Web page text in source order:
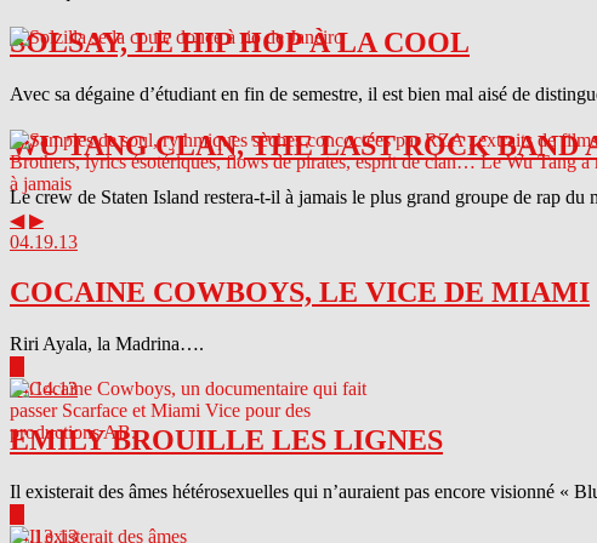
SOLSAY, LE HIP HOP À LA COOL
Avec sa dégaine d’étudiant en fin de semestre, il est bien mal aisé de
WU TANG CLAN, THE LAST ROCK BAND
Le crew de Staten Island restera-t-il à jamais le plus grand groupe de rap
◀ ▶
04.19.13
COCAINE COWBOYS, LE VICE DE MIAMI
Riri Ayala, la Madrina….
04.14.13
EMILY BROUILLE LES LIGNES
Il existerait des âmes hétérosexuelles qui n’auraient pas encore visionné «
04.13.13